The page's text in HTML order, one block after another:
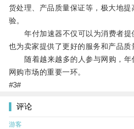
货处理、产品质量保证等，极大地
验。
年付加速器不仅可以为消费者提
也为卖家提供了更好的服务和产品质
随着越来越多的人参与网购，年
网购市场的重要一环。
#3#
评论
游客